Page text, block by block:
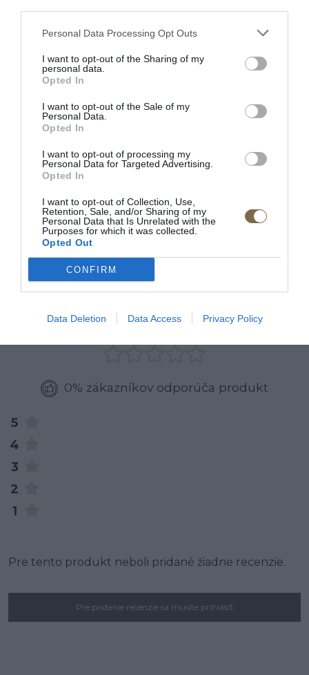
Personal Data Processing Opt Outs
I want to opt-out of the Sharing of my
personal data.
Opted In
I want to opt-out of the Sale of my
Personal Data.
Opted In
I want to opt-out of processing my
Personal Data for Targeted Advertising.
Opted In
I want to opt-out of Collection, Use,
Retention, Sale, and/or Sharing of my
Personal Data that Is Unrelated with the
Purposes for which it was collected.
Opted Out
CONFIRM
Data Deletion Data Access Privacy Policy
POPIS PRODUKTU
Dĺžka:132 cm
Šírka:3;cm
Výška 100cm
Materiál:masívne drevo/ dyhovaná vrchná doska
RECENZIE
0
0% zákazníkov odporúča produkt
5
4
3
2
1
Pre tento produkt neboli pridané žiadne recenzie.
Pre pridanie recenzie sa musíte prihlásiť